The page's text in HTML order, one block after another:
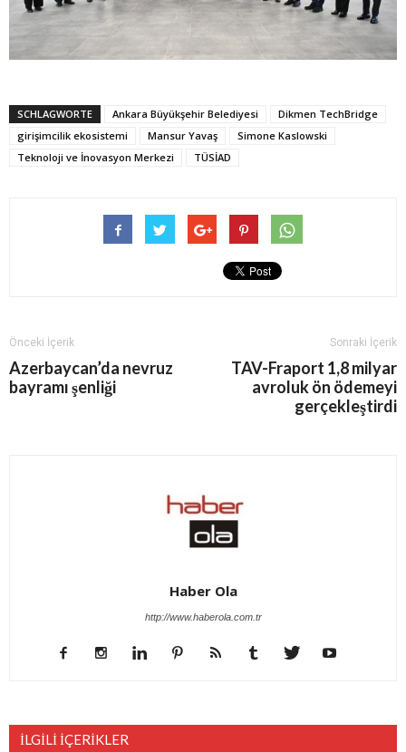
SCHLAGWORTE Ankara Büyükşehir Belediyesi
Dikmen TechBridge
girişimcilik ekosistemi
Mansur Yavaş
Simone Kaslowski
Teknoloji ve İnovasyon Merkezi
TÜSİAD
Önceki İçerik
Azerbaycan’da nevruz
bayramı şenliği
Sonraki İçerik
TAV-Fraport 1,8 milyar
avroluk ön ödemeyi
gerçekleştirdi
Haber Ola
http://www.haberola.com.tr
İLGİLİ İÇERİKLER